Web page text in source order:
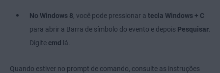
No Windows 8 , você pode pressionar a tecla Windows + C
para abrir a Barra de símbolo do evento e depois Pesquisar
Digite cmd lá.
Quando estiver no prompt de comando, consulte as instruções